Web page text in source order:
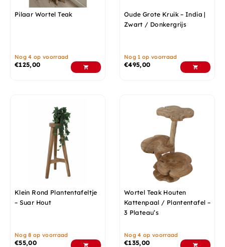
Pilaar Wortel Teak
Nog 4 op voorraad
€125,00
Oude Grote Kruik – India |
Zwart / Donkergrijs
Nog 1 op voorraad
€495,00
Klein Rond Plantentafeltje
– Suar Hout
Nog 8 op voorraad
€55,00
Wortel Teak Houten
Kattenpaal / Plantentafel –
3 Plateau’s
Nog 4 op voorraad
€135,00